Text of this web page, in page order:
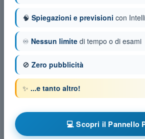
🧠 Spiegazioni e previsioni con
♾️ Nessun limite di tempo o di esami
🚫 Zero pubblicità
✨ ...e tanto altro!
💻 Scopri il Pannello